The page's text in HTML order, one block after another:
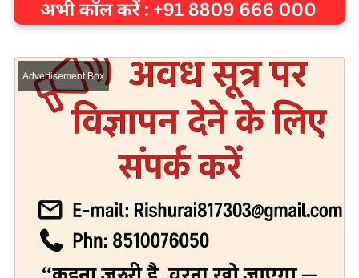
Advertisement Box